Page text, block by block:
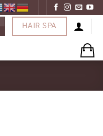
HAIR SPA